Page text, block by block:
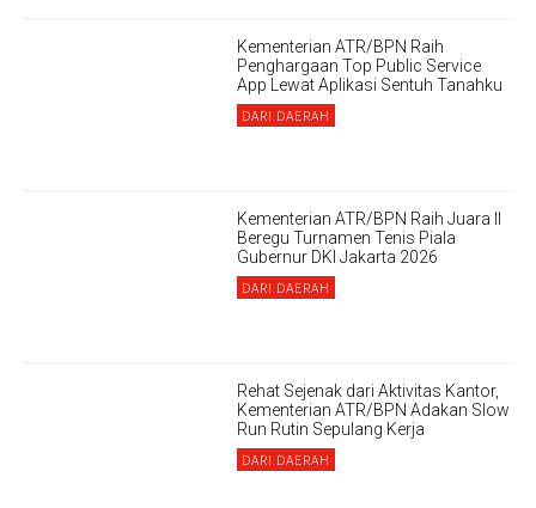
Kementerian ATR/BPN Raih
Penghargaan Top Public Service
App Lewat Aplikasi Sentuh Tanahku
DARI DAERAH
Kementerian ATR/BPN Raih Juara II
Beregu Turnamen Tenis Piala
Gubernur DKI Jakarta 2026
DARI DAERAH
Rehat Sejenak dari Aktivitas Kantor,
Kementerian ATR/BPN Adakan Slow
Run Rutin Sepulang Kerja ‎
DARI DAERAH